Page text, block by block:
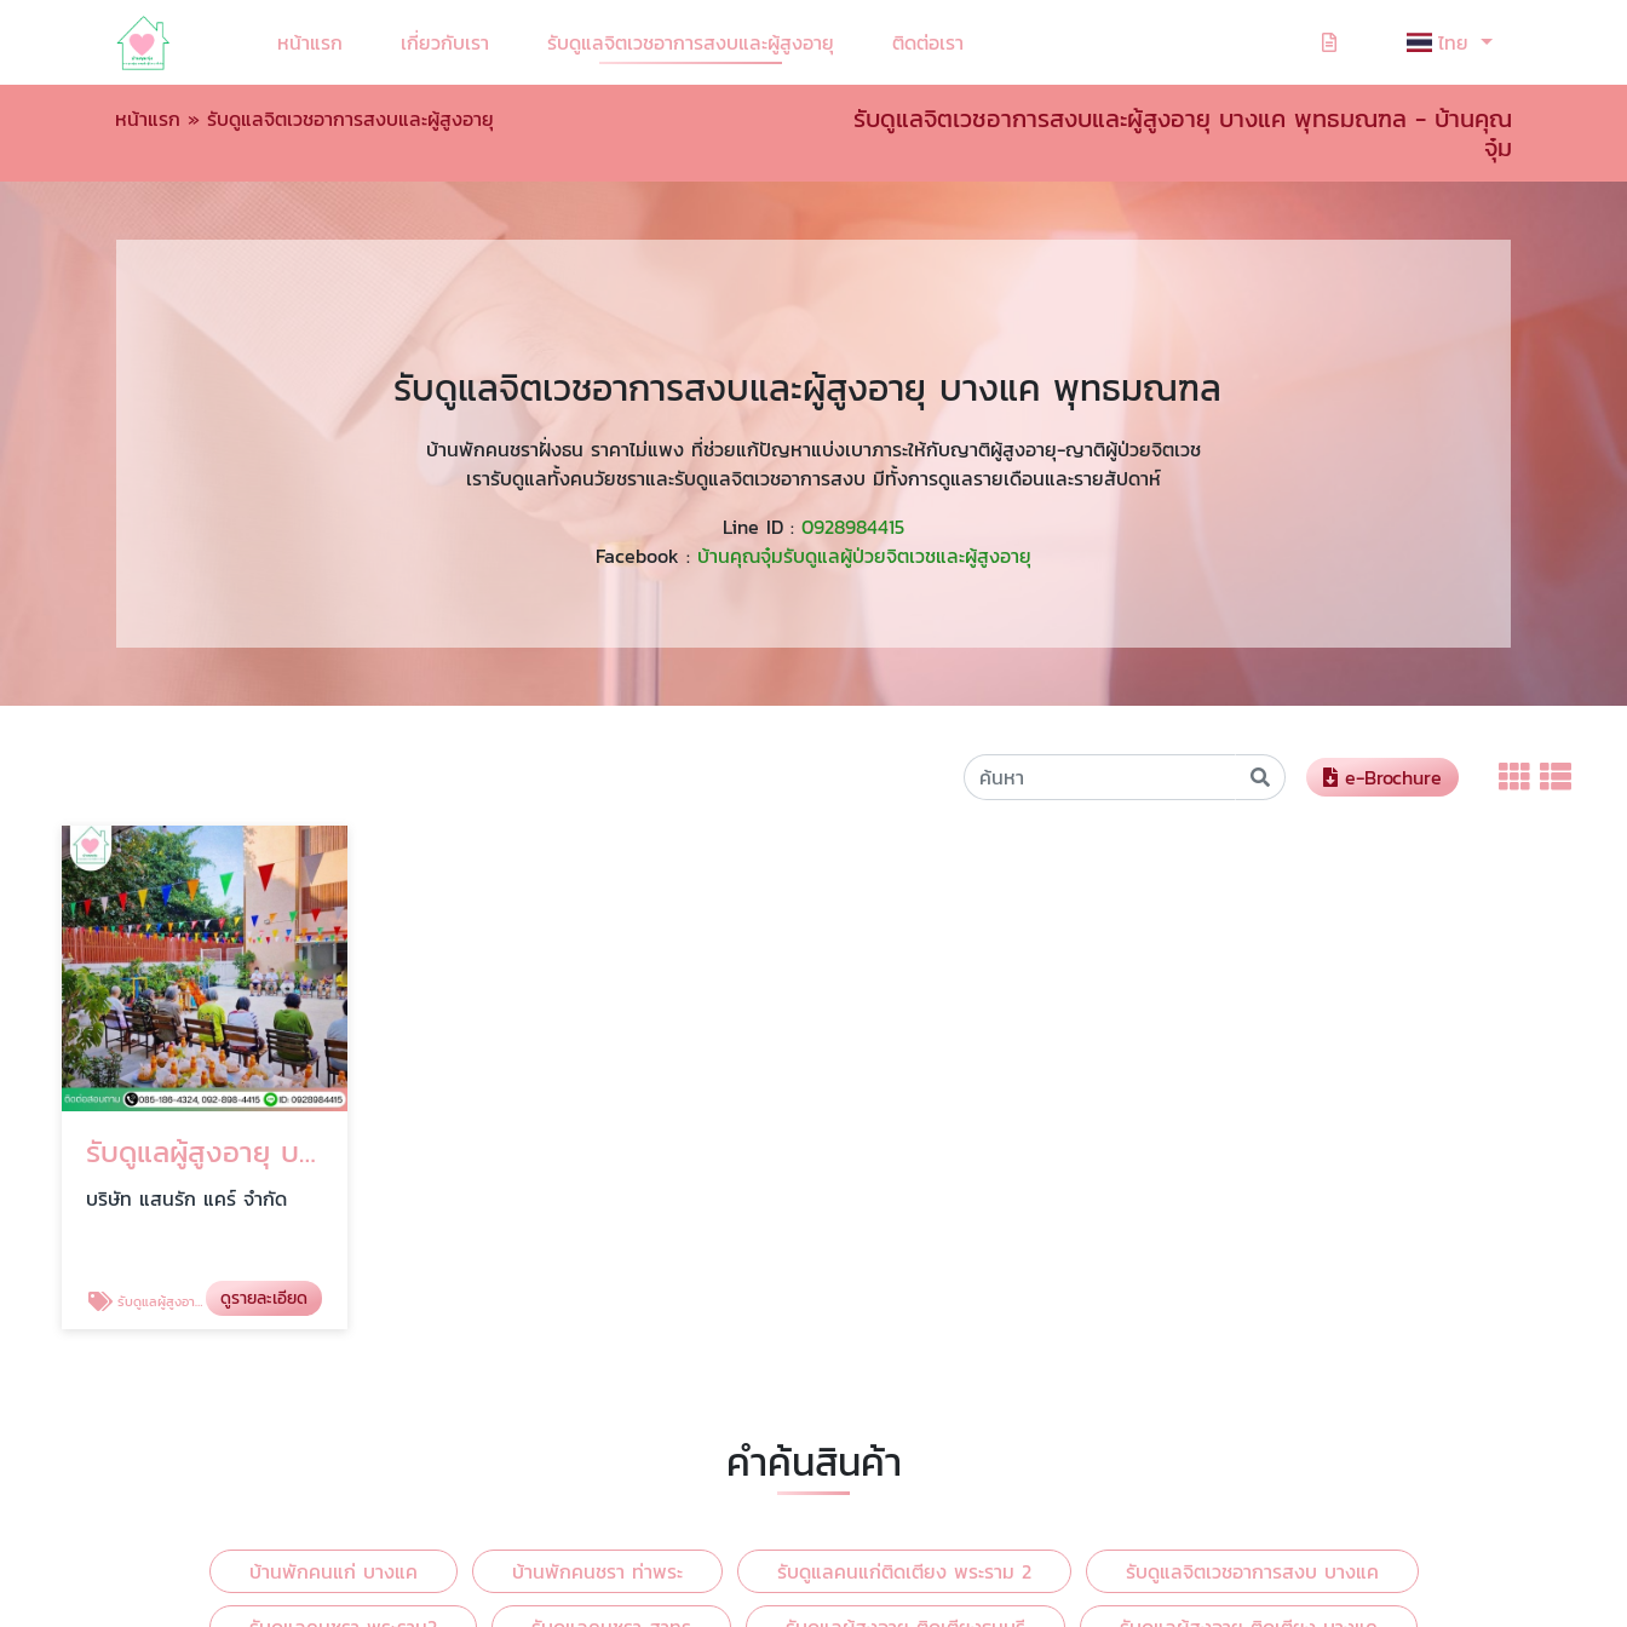
หน้าแรก เกี่ยวกับเรา รับดูแลจิตเวชอาการสงบและผู้สูงอายุ ติดต่อเรา ไทย
หน้าแรก » รับดูแลจิตเวชอาการสงบและผู้สูงอายุ
รับดูแลจิตเวชอาการสงบและผู้สูงอายุ บางแค พุทธมณฑล - บ้านคุณ
จุ๋ม
รับดูแลจิตเวชอาการสงบและผู้สูงอายุ บางแค พุทธมณฑล
บ้านพักคนชราฝั่งธน ราคาไม่แพง ที่ช่วยแก้ปัญหาแบ่งเบาภาระให้กับญาติผู้สูงอายุ-ญาติผู้ป่วยจิตเวช
เรารับดูแลทั้งคนวัยชราและรับดูแลจิตเวชอาการสงบ มีทั้งการดูแลรายเดือนและรายสัปดาห์
Line ID : 0928984415
Facebook : บ้านคุณจุ๋มรับดูแลผู้ป่วยจิตเวชและผู้สูงอายุ
e-Brochure
รับดูแลผู้สูงอายุ บางแค
บริษัท แสนรัก แคร์ จำกัด
รับดูแลผู้สูงอายุ บางแค ดูรายละเอียด
คำค้นสินค้า
บ้านพักคนแก่ บางแค บ้านพักคนชรา ท่าพระ รับดูแลคนแก่ติดเตียง พระราม 2
รับดูแลจิตเวชอาการสงบ บางแค